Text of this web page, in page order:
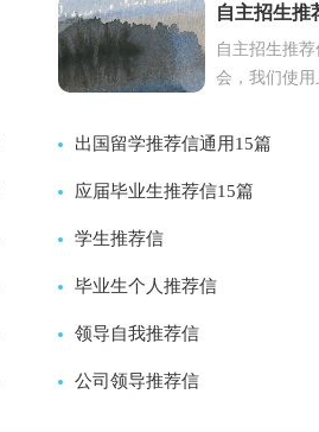
自主招生推
自主招生推
会，我们使
优势。怎么写
出国留学推荐信通用15篇
应届毕业生推荐信15篇
学生推荐信
毕业生个人推荐信
领导自我推荐信
公司领导推荐信